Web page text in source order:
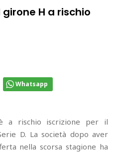
girone H a rischio
Whatsapp
a rischio iscrizione per il
D. La società dopo aver
nella scorsa stagione ha